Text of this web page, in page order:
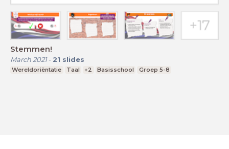
Stemmen!
March 2021- 21 slides
Wereldoriëntatie Taal +2 Basisschool Groep 5-8